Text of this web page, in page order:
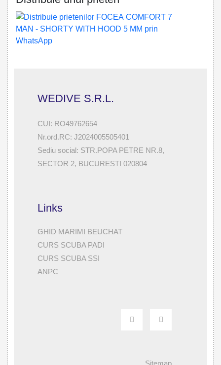
WEDIVE S.R.L.
CUI: RO49762654
Nr.ord.RC: J2024005505401
Sediu social: STR.POPA PETRE NR.8,
SECTOR 2, BUCURESTI 020804
Links
GHID MARIMI BEUCHAT
CURS SCUBA PADI
CURS SCUBA SSI
ANPC
Sitemap